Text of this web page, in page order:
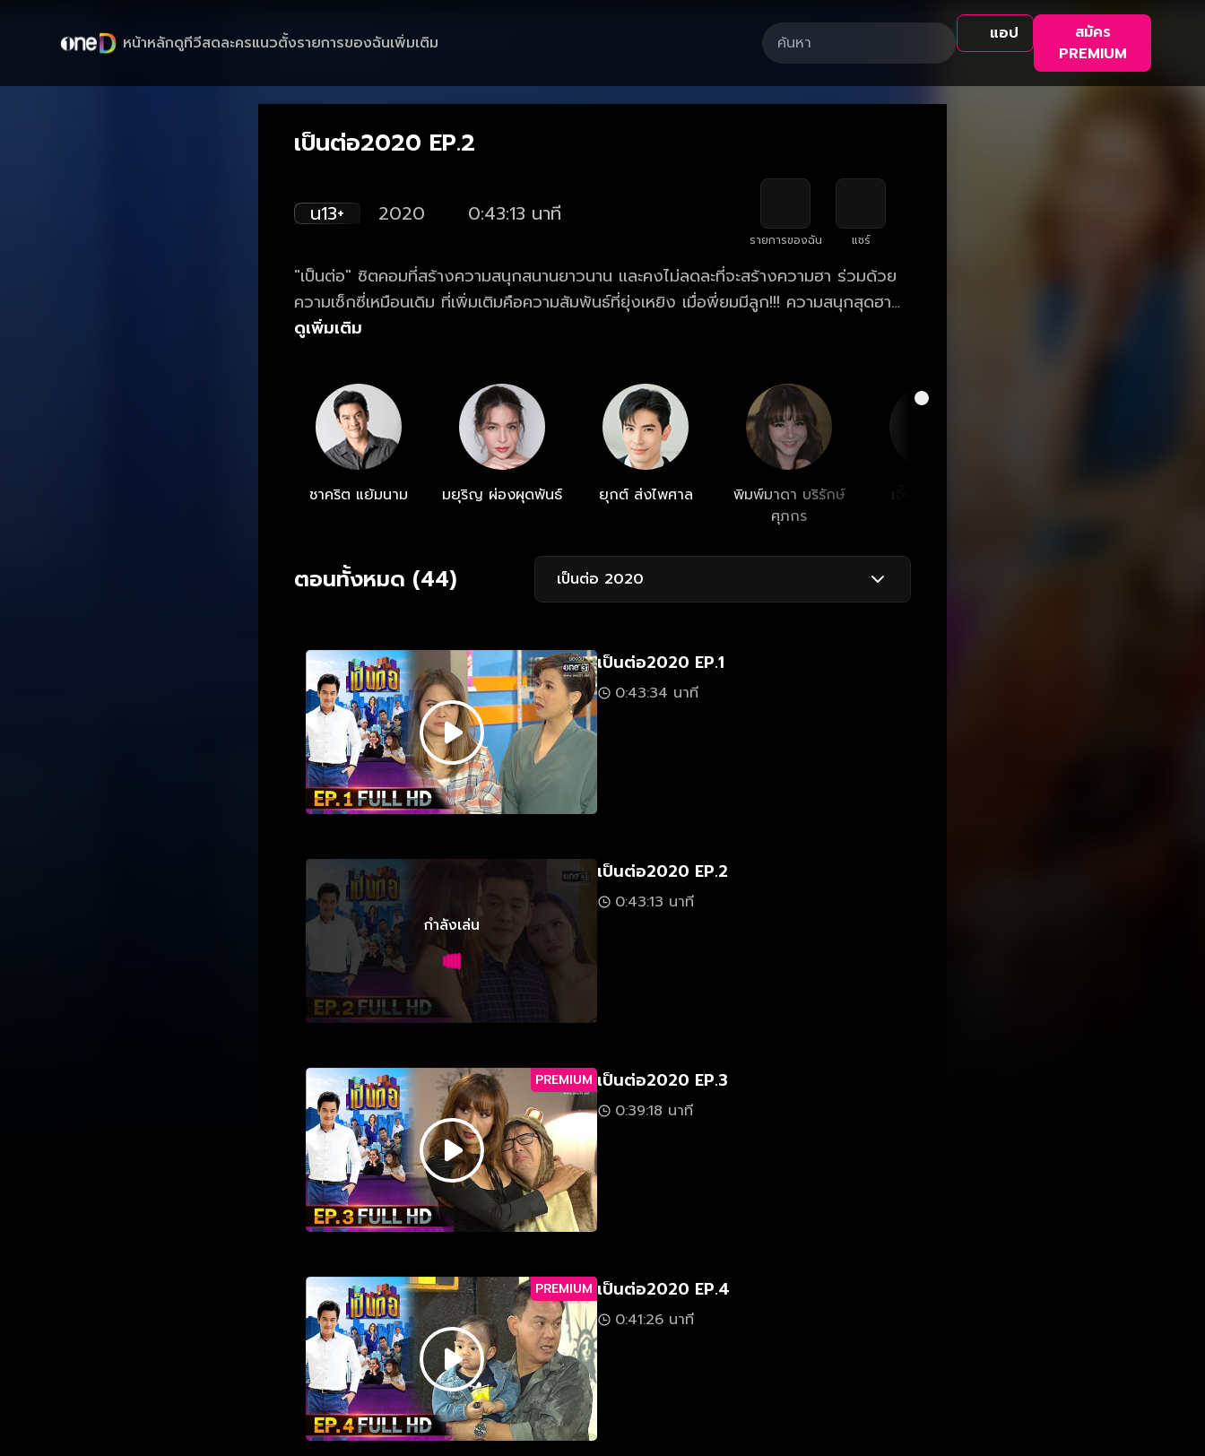
หน้าหลักดูทีวีสดละครแนวตั้งรายการของฉันเพิ่มเติม แอป
สมัคร
PREMIUM
1.85%
เป็นต่อ2020 EP.2
น13+ 2020 0:43:13 นาที
รายการของฉัน แชร์
"เป็นต่อ" ซิตคอมที่สร้างความสนุกสนานยาวนาน และคงไม่ลดละที่จะสร้างความฮา ร่วมด้วย
ความเซ็กซี่เหมือนเดิม ที่เพิ่มเติมคือความสัมพันธ์ที่ยุ่งเหยิง เมื่อพี่ยมมีลูก!!! ความสนุกสุดฮา
ความป่วนของ ศักรินทร์-ศักรินทร์ลี่ เรื่องราววุ่น ๆ ของนายเป็นต่อจะเป็นอย่างไร? คู่ป่วน
ดูเพิ่มเติม
ชาคริต แย้มนาม มยุริญ ผ่องผุดพันธ์ ยุกต์ ส่งไพศาล
พิมพ์มาดา บริรักษ์
ศุภกร
เจี๊ยบ เชิญยิ้ม
ตอนทั้งหมด (44) เป็นต่อ 2020
เป็นต่อ2020 EP.1
0:43:34 นาที
กำลังเล่น
เป็นต่อ2020 EP.2
0:43:13 นาที
PREMIUM เป็นต่อ2020 EP.3
0:39:18 นาที
PREMIUM เป็นต่อ2020 EP.4
0:41:26 นาที